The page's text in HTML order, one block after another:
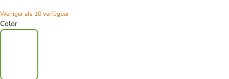
Weniger als 10 verfügbar
Color